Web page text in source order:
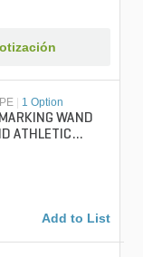
1 Option
WAND
ATHLETIC
Add to List